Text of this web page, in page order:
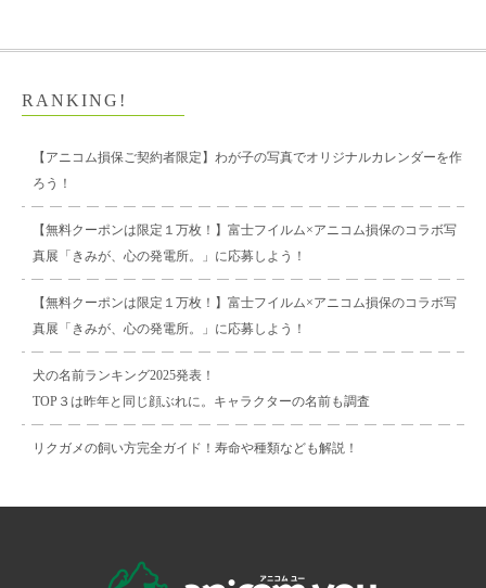
RANKING!
【アニコム損保ご契約者限定】わが子の写真でオリジナルカレンダーを作
ろう！
【無料クーポンは限定１万枚！】富士フイルム×アニコム損保のコラボ写
真展「きみが、心の発電所。」に応募しよう！
【無料クーポンは限定１万枚！】富士フイルム×アニコム損保のコラボ写
真展「きみが、心の発電所。」に応募しよう！
犬の名前ランキング2025発表！
TOP３は昨年と同じ顔ぶれに。キャラクターの名前も調査
リクガメの飼い方完全ガイド！寿命や種類なども解説！